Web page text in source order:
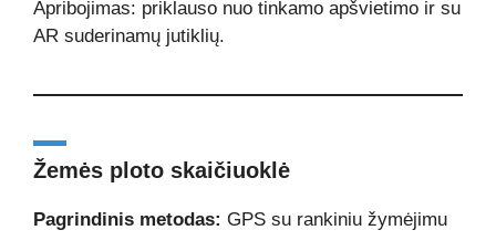
Apribojimas: priklauso nuo tinkamo apšvietimo ir su
AR suderinamų jutiklių.
Žemės ploto skaičiuoklė
Pagrindinis metodas: GPS su rankiniu žymėjimu